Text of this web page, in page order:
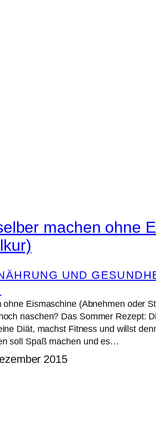
machen ohne
UND
Eismaschine (Abnehmen oder
naschen? Das Sommer Rezept:
Diät, machst Fitness und willst
soll Spaß machen und es…
2015